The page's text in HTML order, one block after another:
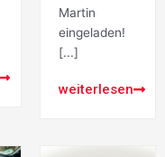
Martin
eingeladen!
[...]
weiterlesen